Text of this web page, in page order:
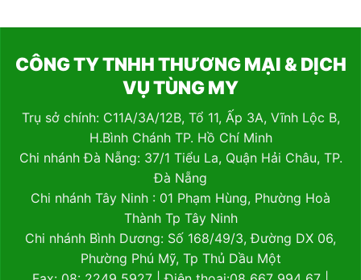
CÔNG TY TNHH THƯƠNG MẠI & DỊCH
VỤ TÙNG MY
Trụ sở chính: C11A/3A/12B, Tổ 11, Ấp 3A, Vĩnh Lộc B,
H.Bình Chánh TP. Hồ Chí Minh
Chi nhánh Đà Nẵng: 37/1 Tiểu La, Quận Hải Châu, TP.
Đà Nẵng
Chi nhánh Tây Ninh : 01 Phạm Hùng, Phường Hoà
Thành Tp Tây Ninh
Chi nhánh Bình Dương: Số 168/49/3, Đường DX 06,
Phường Phú Mỹ, Tp Thủ Dầu Một